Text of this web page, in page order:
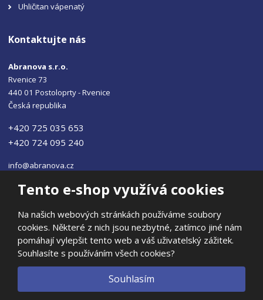
Tento e-shop využívá cookies
Na našich webových stránkách používáme soubory
cookies. Některé z nich jsou nezbytné, zatímco jiné nám
pomáhají vylepšit tento web a váš uživatelský zážitek.
Souhlasíte s používáním všech cookies?
Souhlasím
Uhličitan vápenatý
Kontaktujte nás
Abranova s.r.o.
Rvenice 73
440 01 Postoloprty - Rvenice
Česká republika
+420 725 035 653
+420 724 095 240
info@abranova.cz
© 2026, ABRANOVA s.r.o
Prohlášení o přístupnosti|Ochrana osobních údajů | Mapa stránek